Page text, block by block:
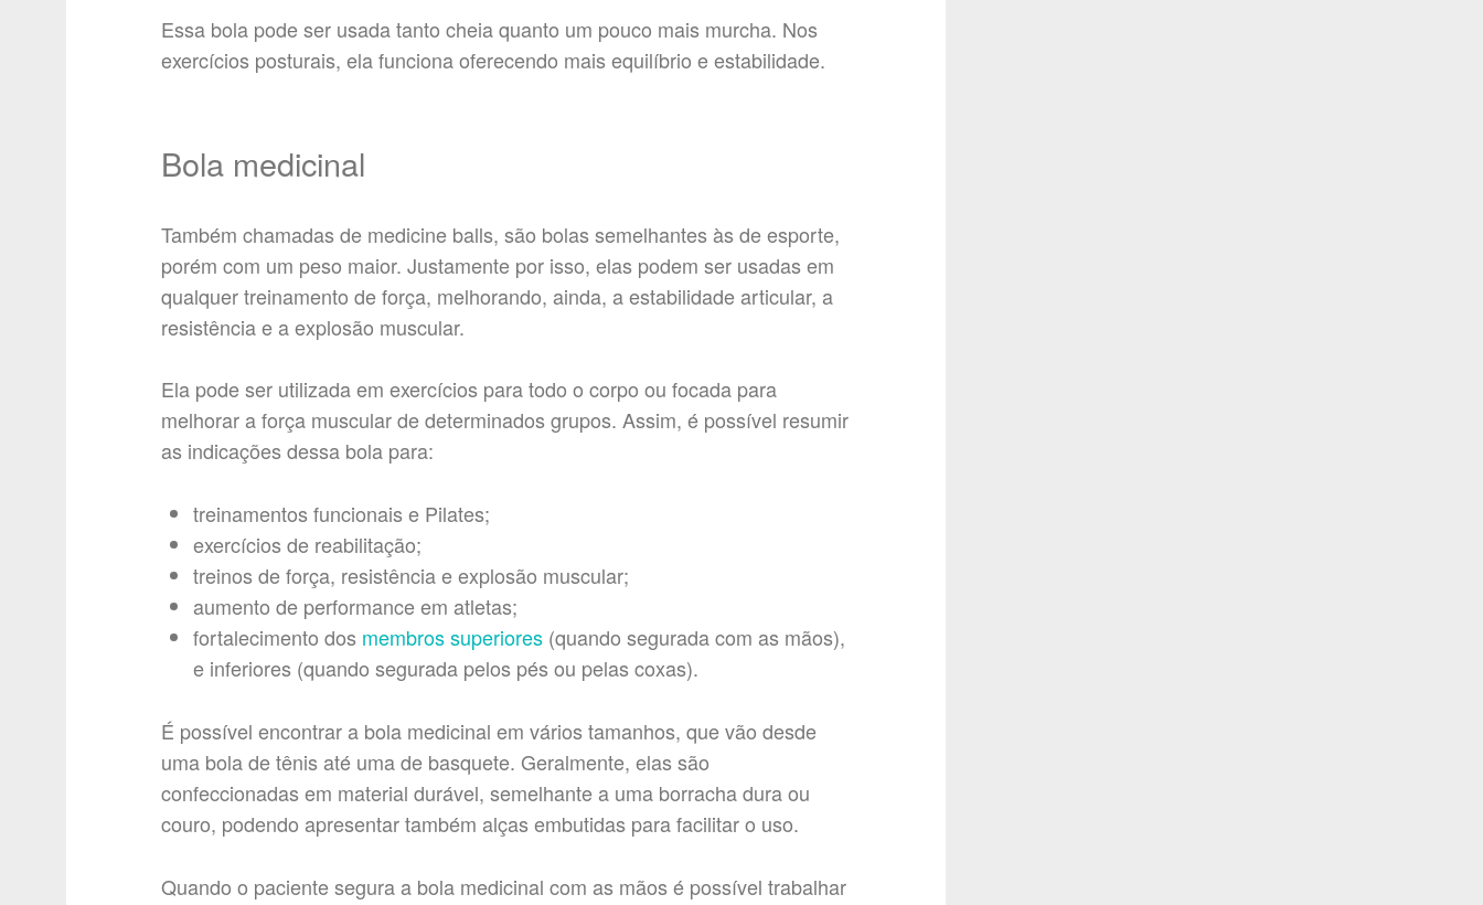
Essa bola pode ser usada tanto cheia quanto um pouco mais murcha. Nos
exercícios posturais, ela funciona oferecendo mais equilíbrio e estabilidade.
Bola medicinal
Também chamadas de medicine balls, são bolas semelhantes às de esporte,
porém com um peso maior. Justamente por isso, elas podem ser usadas em
qualquer treinamento de força, melhorando, ainda, a estabilidade articular, a
resistência e a explosão muscular.
Ela pode ser utilizada em exercícios para todo o corpo ou focada para
melhorar a força muscular de determinados grupos. Assim, é possível resumir
as indicações dessa bola para:
treinamentos funcionais e Pilates;
exercícios de reabilitação;
treinos de força, resistência e explosão muscular;
aumento de performance em atletas;
fortalecimento dos membros superiores (quando segurada com as mãos),
e inferiores (quando segurada pelos pés ou pelas coxas).
É possível encontrar a bola medicinal em vários tamanhos, que vão desde
uma bola de tênis até uma de basquete. Geralmente, elas são
confeccionadas em material durável, semelhante a uma borracha dura ou
couro, podendo apresentar também alças embutidas para facilitar o uso.
Quando o paciente segura a bola medicinal com as mãos é possível trabalhar